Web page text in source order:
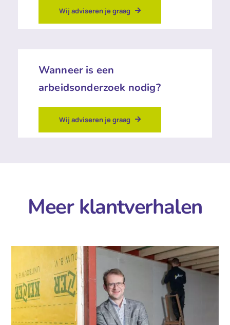
Wij adviseren je graag
Wanneer is een
arbeidsonderzoek nodig?
Wij adviseren je graag
Meer klantverhalen